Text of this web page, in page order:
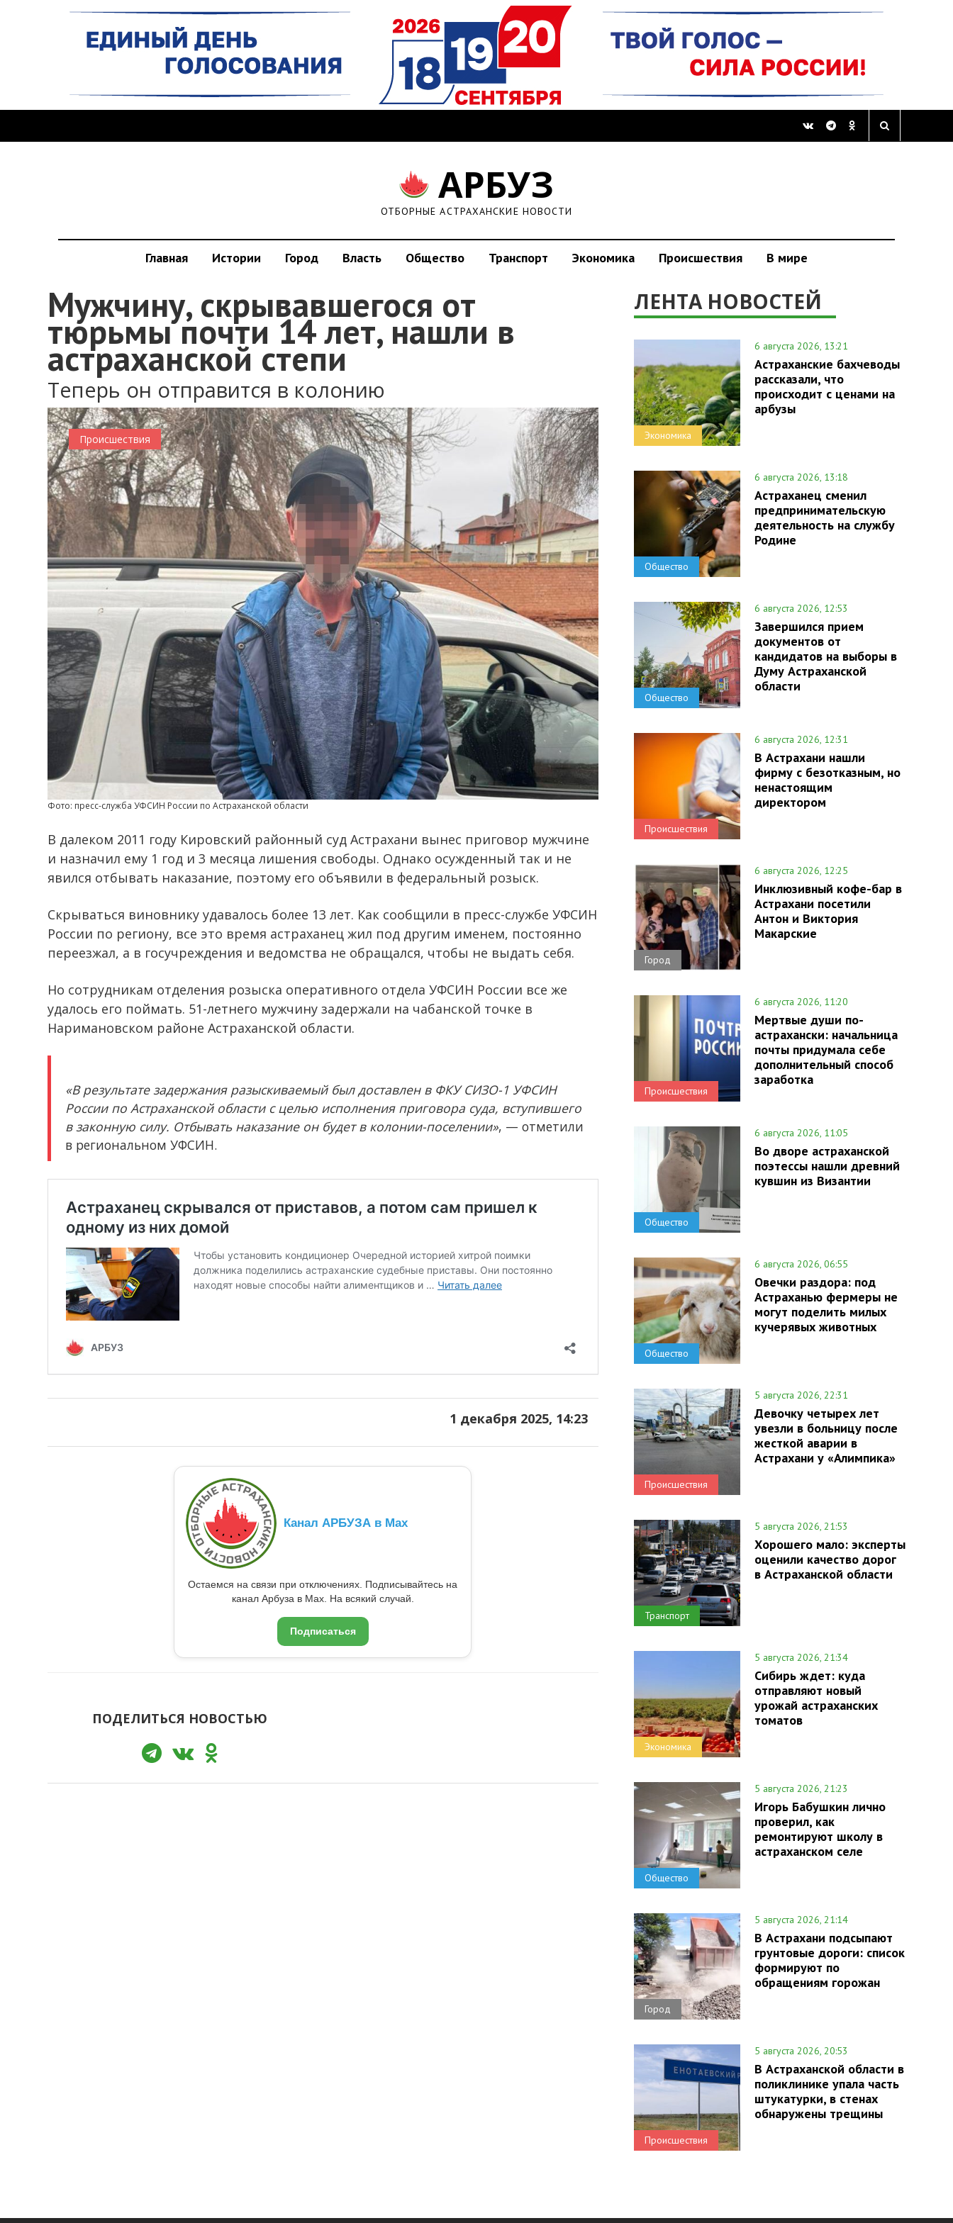
АРБУЗ
ОТБОРНЫЕ АСТРАХАНСКИЕ НОВОСТИ
Главная Истории Город Власть Общество Транспорт Экономика Происшествия В мире
Мужчину, скрывавшегося от
тюрьмы почти 14 лет, нашли в
астраханской степи
Теперь он отправится в колонию
Происшествия
Фото: пресс-служба УФСИН России по Астраханской области
В далеком 2011 году Кировский районный суд Астрахани вынес приговор мужчине
и назначил ему 1 год и 3 месяца лишения свободы. Однако осужденный так и не
явился отбывать наказание, поэтому его объявили в федеральный розыск.
Скрываться виновнику удавалось более 13 лет. Как сообщили в пресс-службе УФСИН
России по региону, все это время астраханец жил под другим именем, постоянно
переезжал, а в госучреждения и ведомства не обращался, чтобы не выдать себя.
Но сотрудникам отделения розыска оперативного отдела УФСИН России все же
удалось его поймать. 51-летнего мужчину задержали на чабанской точке в
Наримановском районе Астраханской области.
«В результате задержания разыскиваемый был доставлен в ФКУ СИЗО-1 УФСИН
России по Астраханской области с целью исполнения приговора суда, вступившего
в законную силу. Отбывать наказание он будет в колонии-поселении», — отметили
в региональном УФСИН.
1 декабря 2025, 14:23
Канал АРБУЗА в Max
Остаемся на связи при отключениях. Подписывайтесь на
канал Арбуза в Max. На всякий случай.
Подписаться
ПОДЕЛИТЬСЯ НОВОСТЬЮ
ЛЕНТА НОВОСТЕЙ
Экономика
6 августа 2026, 13:21
Астраханские бахчеводы
рассказали, что
происходит с ценами на
арбузы
Общество
6 августа 2026, 13:18
Астраханец сменил
предпринимательскую
деятельность на службу
Родине
Общество
6 августа 2026, 12:53
Завершился прием
документов от
кандидатов на выборы в
Думу Астраханской
области
Происшествия
6 августа 2026, 12:31
В Астрахани нашли
фирму с безотказным, но
ненастоящим
директором
Город
6 августа 2026, 12:25
Инклюзивный кофе-бар в
Астрахани посетили
Антон и Виктория
Макарские
Происшествия
6 августа 2026, 11:20
Мертвые души по-
астрахански: начальница
почты придумала себе
дополнительный способ
заработка
Общество
6 августа 2026, 11:05
Во дворе астраханской
поэтессы нашли древний
кувшин из Византии
Общество
6 августа 2026, 06:55
Овечки раздора: под
Астраханью фермеры не
могут поделить милых
кучерявых животных
Происшествия
5 августа 2026, 22:31
Девочку четырех лет
увезли в больницу после
жесткой аварии в
Астрахани у «Алимпика»
Транспорт
5 августа 2026, 21:53
Хорошего мало: эксперты
оценили качество дорог
в Астраханской области
Экономика
5 августа 2026, 21:34
Сибирь ждет: куда
отправляют новый
урожай астраханских
томатов
Общество
5 августа 2026, 21:23
Игорь Бабушкин лично
проверил, как
ремонтируют школу в
астраханском селе
Город
5 августа 2026, 21:14
В Астрахани подсыпают
грунтовые дороги: список
формируют по
обращениям горожан
Происшествия
5 августа 2026, 20:53
В Астраханской области в
поликлинике упала часть
штукатурки, в стенах
обнаружены трещины